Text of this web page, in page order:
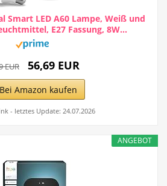
Smart LED A60 Lampe, Weiß und
E27 Fassung, 8W...
EUR 56,69 EUR
Amazon kaufen
- letztes Update: 24.07.2026
ANGEBOT